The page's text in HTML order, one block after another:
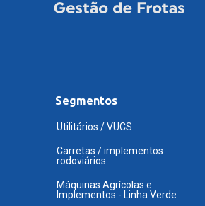
Segmentos
Utilitários / VUCS
Carretas / implementos
rodoviários
Máquinas Agrícolas e
Implementos - Linha Verde